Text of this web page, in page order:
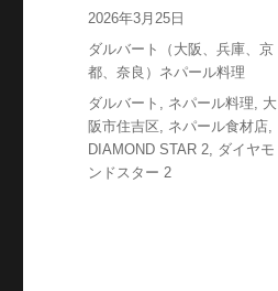
稿
投
稿
日:
2026年3月25日
カ
テ
ゴ
リ
ー
ダルバート（大阪、兵庫、京
都、奈良）ネパール料理
タ
グ
ダルバート , ネパール料理, 大
阪市住吉区, ネパール食材店,
DIAMOND STAR 2, ダイヤモ
ンドスター 2